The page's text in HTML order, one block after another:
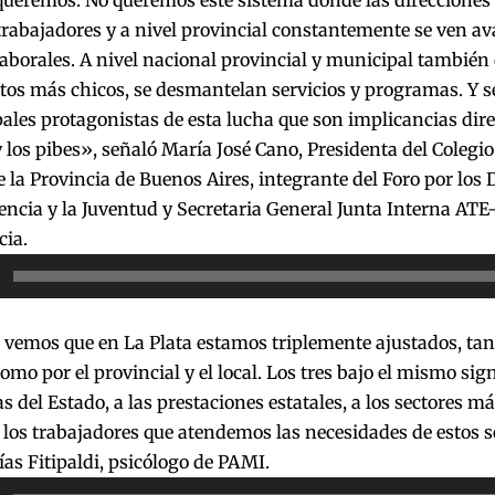
y a nivel provincial constantemente se ven
A nivel nacional provincial y municipal también
más chicos, se desmantelan servicios y programas. Y
protagonistas de esta lucha que son implicancias
pibes», señaló María José Cano, Presidenta del
la Provincia de Buenos Aires, integrante del Foro por los
y la Juventud y Secretaria General Junta Interna
que en La Plata estamos triplemente ajustados,
por el provincial y el local. Los tres bajo el mismo
del Estado, a las prestaciones estatales, a los sectores
trabajadores que atendemos las necesidades de estos
Fitipaldi, psicólogo de PAMI.